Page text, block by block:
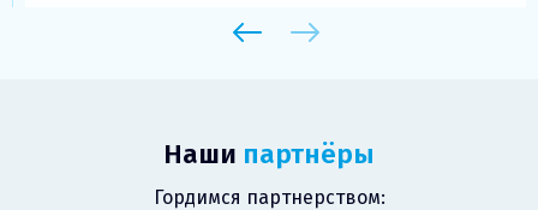
Наши партнёры
Гордимся партнерством: